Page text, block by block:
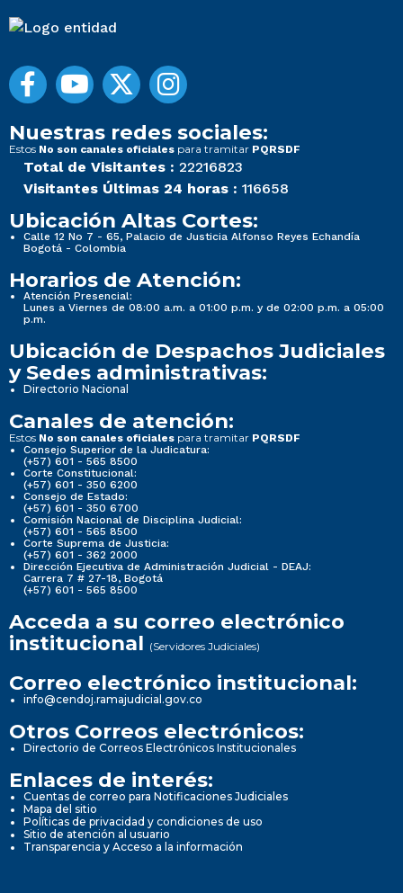
Nuestras redes sociales:
Estos No son canales oficiales para tramitar PQRSDF
Total de Visitantes : 22216823
Visitantes Últimas 24 horas : 116658
Ubicación Altas Cortes:
Calle 12 No 7 - 65, Palacio de Justicia Alfonso Reyes Echandía
Bogotá - Colombia
Horarios de Atención:
Atención Presencial:
Lunes a Viernes de 08:00 a.m. a 01:00 p.m. y de 02:00 p.m. a 05:00
p.m.
Ubicación de Despachos Judiciales
y Sedes administrativas:
Directorio Nacional
Canales de atención:
Estos No son canales oficiales para tramitar PQRSDF
Consejo Superior de la Judicatura:
(+57) 601 - 565 8500
Corte Constitucional:
(+57) 601 - 350 6200
Consejo de Estado:
(+57) 601 - 350 6700
Comisión Nacional de Disciplina Judicial:
(+57) 601 - 565 8500
Corte Suprema de Justicia:
(+57) 601 - 362 2000
Dirección Ejecutiva de Administración Judicial - DEAJ:
Carrera 7 # 27-18, Bogotá
(+57) 601 - 565 8500
Acceda a su correo electrónico
institucional (Servidores Judiciales)
Correo electrónico institucional:
info@cendoj.ramajudicial.gov.co
Otros Correos electrónicos:
Directorio de Correos Electrónicos Institucionales
Enlaces de interés:
Cuentas de correo para Notificaciones Judiciales
Mapa del sitio
Políticas de privacidad y condiciones de uso
Sitio de atención al usuario
Transparencia y Acceso a la información